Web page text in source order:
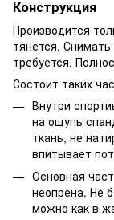
Конструкция
Производится
тянется.
требуется.
Состоит таких
Внутри
на ощупь
ткань, не
впитывает
Основная
неопрена. Не
можно как в